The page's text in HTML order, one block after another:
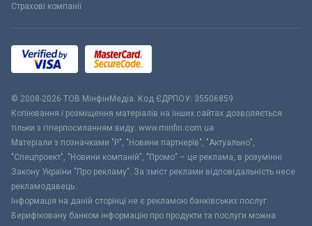
Страхові компанії
© 2008-2026 ТОВ МiнфiнМедiа. Код ЄДРПОУ: 35506859
Копіювання і розміщення матеріалів на інших сайтах дозволяється
тільки з гіперпосиланням виду: www.minfin.com.ua
Матеріали з позначками "Р", "Новини партнерів", "Актуально",
"Спецпроект", "Новини компаній", "Промо" – це реклама, в розумінні
Закону України "Про рекламу". За зміст реклами відповідальність несе
рекламодавець.
Інформація на даній сторінці не є рекламою банківських послуг.
Верифіковану банком інформацію про продукти та послуги можна